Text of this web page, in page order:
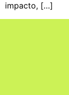
impacto, […]